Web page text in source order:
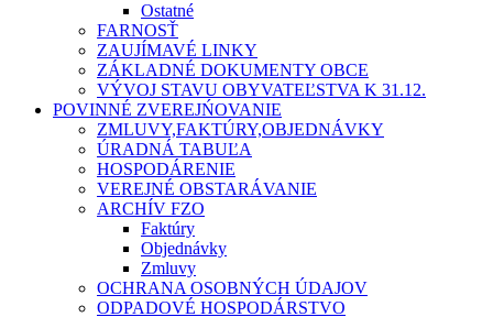
Ostatné
FARNOSŤ
ZAUJÍMAVÉ LINKY
ZÁKLADNÉ DOKUMENTY OBCE
VÝVOJ STAVU OBYVATEĽSTVA K 31.12.
POVINNÉ ZVEREJŃOVANIE
ZMLUVY,FAKTÚRY,OBJEDNÁVKY
ÚRADNÁ TABUĽA
HOSPODÁRENIE
VEREJNÉ OBSTARÁVANIE
ARCHÍV FZO
Faktúry
Objednávky
Zmluvy
OCHRANA OSOBNÝCH ÚDAJOV
ODPADOVÉ HOSPODÁRSTVO